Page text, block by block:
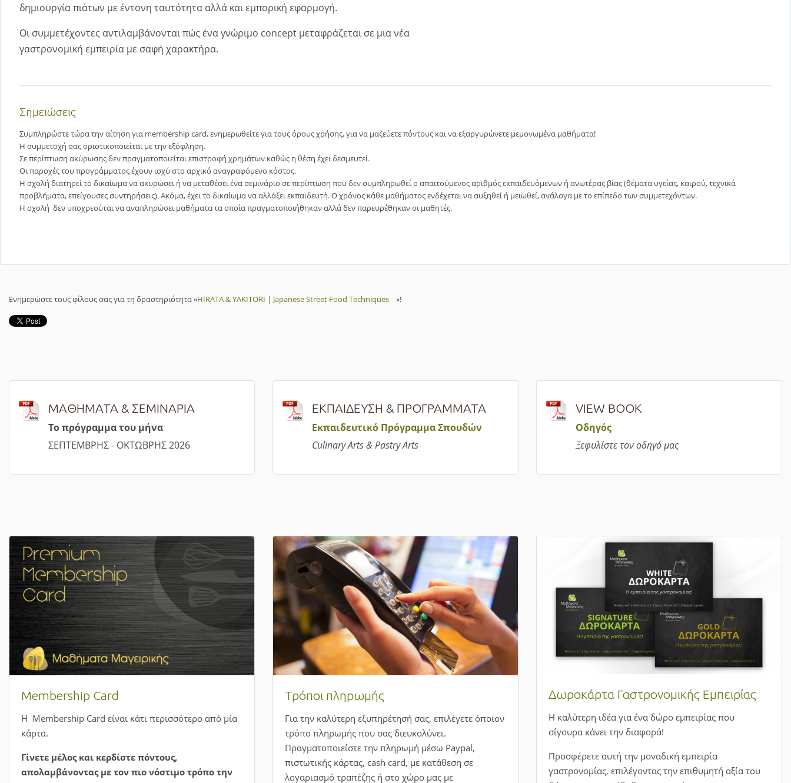
δημιουργία πιάτων με έντονη ταυτότητα αλλά και εμπορική εφαρμογή.
Οι συμμετέχοντες αντιλαμβάνονται πώς ένα γνώριμο concept μεταφράζεται σε μια νέα
γαστρονομική εμπειρία με σαφή χαρακτήρα.
Σημειώσεις
Συμπληρώστε τώρα την αίτηση για membership card, ενημερωθείτε για τους όρους χρήσης, για να μαζεύετε πόντους και να εξαργυρώνετε μεμονωμένα μαθήματα!
Η συμμετοχή σας οριστικοποιείται με την εξόφληση.
Σε περίπτωση ακύρωσης δεν πραγματοποιείται επιστροφή χρημάτων καθώς η θέση έχει δεσμευτεί.
Οι παροχές του προγράμματος έχουν ισχύ στο αρχικό αναγραφόμενο κόστος.
Η σχολή διατηρεί το δικαίωμα να ακυρώσει ή να μεταθέσει ένα σεμινάριο σε περίπτωση που δεν συμπληρωθεί ο απαιτούμενος αριθμός εκπαιδευόμενων ή ανωτέρας βίας (θέματα υγείας, καιρού, τεχνικά
προβλήματα, επείγουσες συντηρήσεις). Ακόμα, έχει το δικαίωμα να αλλάξει εκπαιδευτή. Ο χρόνος κάθε μαθήματος ενδέχεται να αυξηθεί ή μειωθεί, ανάλογα με το επίπεδο των συμμετεχόντων.
Η σχολή δεν υποχρεούται να αναπληρώσει μαθήματα τα οποία πραγματοποιήθηκαν αλλά δεν παρευρέθηκαν οι μαθητές.
Ενημερώστε τους φίλους σας για τη δραστηριότητα «HIRATA & YAKITORI | Japanese Street Food Techniques »!
ΜΑΘΗΜΑΤΑ & ΣΕΜΙΝΑΡΙΑ
Το πρόγραμμα του μήνα
ΣΕΠΤΕΜΒΡΗΣ - ΟΚΤΩΒΡΗΣ 2026
ΕΚΠΑΙΔΕΥΣΗ & ΠΡΟΓΡΑΜΜΑΤΑ
Εκπαιδευτικό Πρόγραμμα Σπουδών
Culinary Arts & Pastry Arts
VIEW BOOK
Οδηγός
Ξεφυλίστε τον οδηγό μας
Πώς να κλείσετε ένα μάθημα;
Μπορείτε τώρα εύκολα και γρήγορα να κάνετε την
κράτηση στην εκπαιδευτική δραστηριότητα που σας